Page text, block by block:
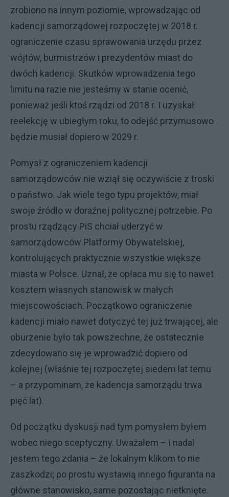
zrobiono na innym poziomie, wprowadzając od
kadencji samorządowej rozpoczętej w 2018 r.
ograniczenie czasu sprawowania urzędu przez
wójtów, burmistrzów i prezydentów miast do
dwóch kadencji. Skutków wprowadzenia tego
limitu na razie nie jesteśmy w stanie ocenić,
ponieważ jeśli ktoś rządzi od 2018 r. I uzyskał
reelekcję w ubiegłym roku, to odejść przymusowo
będzie musiał dopiero w 2029 r.
Pomysł z ograniczeniem kadencji
samorządowców nie wziął się oczywiście z troski
o państwo. Jak wiele tego typu projektów, miał
swoje źródło w doraźnej politycznej potrzebie. Po
prostu rządzący PiS chciał uderzyć w
samorządowców Platformy Obywatelskiej,
kontrolujących praktycznie wszystkie większe
miasta w Polsce. Uznał, że opłaca mu się to nawet
kosztem własnych stanowisk w małych
miejscowościach. Początkowo ograniczenie
kadencji miało nawet dotyczyć tej już trwającej, ale
oburzenie było tak powszechne, że ostatecznie
zdecydowano się je wprowadzić dopiero od
kolejnej (właśnie tej rozpoczętej siedem lat temu
– a przypominam, że kadencja samorządu trwa
pięć lat).
Od początku dyskusji nad tym pomysłem byłem
wobec niego sceptyczny. Uważałem – i nadal
jestem tego zdania – że lokalnym klikom to nie
zaszkodzi; po prostu wystawią innego figuranta na
główne stanowisko, same pozostając nietknięte.